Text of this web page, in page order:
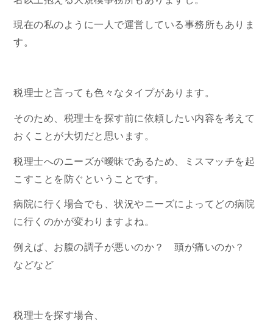
現在の私のように一人で運営している事務所もありま
す。
税理士と言っても色々なタイプがあります。
そのため、税理士を探す前に依頼したい内容を考えて
おくことが大切だと思います。
税理士へのニーズが曖昧であるため、ミスマッチを起
こすことを防ぐということです。
病院に行く場合でも、状況やニーズによってどの病院
に行くのかが変わりますよね。
例えば、お腹の調子が悪いのか？ 頭が痛いのか？
などなど
税理士を探す場合、